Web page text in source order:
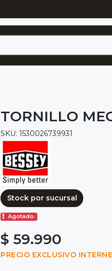
TORNILLO
SKU: 1530026739931
Stock por sucursal
Agotado.
$ 59.990
PRECIO EXCLUSIVO